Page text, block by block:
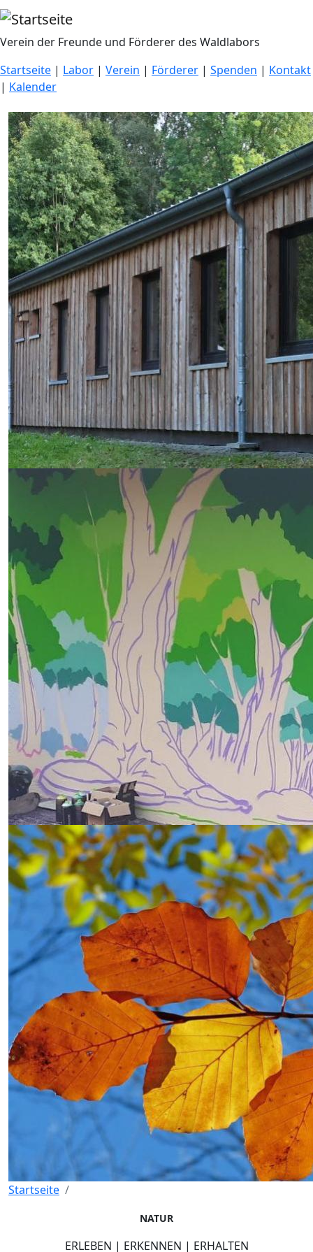
Direkt zum Inhalt
Verein der Freunde und Förderer des Waldlabors
Startseite | Labor | Verein | Förderer | Spenden | Kontakt
| Kalender
Startseite
NATUR
ERLEBEN | ERKENNEN | ERHALTEN